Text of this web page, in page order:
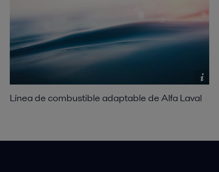
Línea de combustible adaptable de Alfa Laval